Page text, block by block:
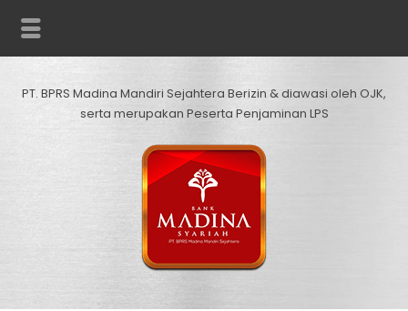
PT. BPRS Madina Mandiri Sejahtera Berizin & diawasi oleh OJK,
serta merupakan Peserta Penjaminan LPS